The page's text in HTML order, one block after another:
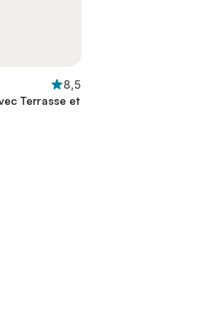
8,5
Terrasse et